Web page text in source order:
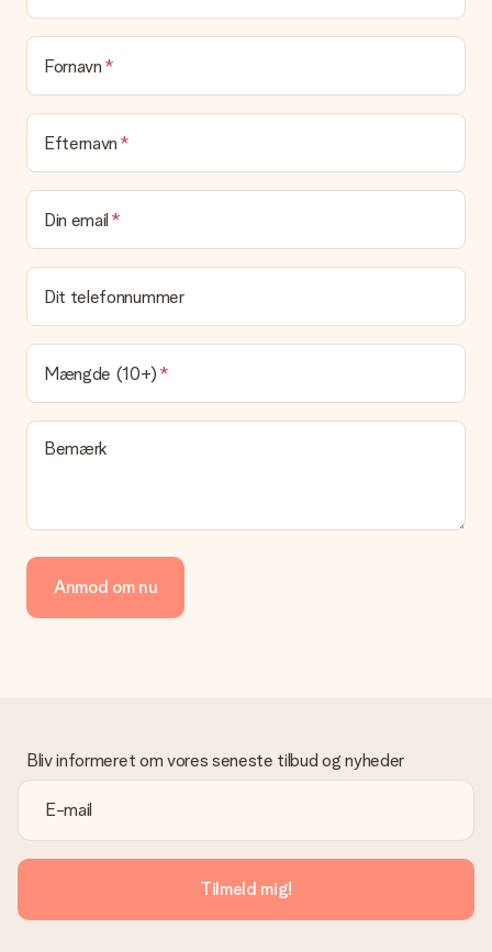
I øjeblikket har vi (endnu) ikke en gaveindpakningstjeneste til
at pakke din gave. Vi leverer vores gaver i en festlig
emballage. Det betyder, at din gave er klar til at blive givet,
Leveringstid, leveringsmuligheder og
leveringsomkostninger
Kan jeg vælge en leveringsdato?
Det er ikke muligt at vælge en bestemt leveringsdato.
Hvad er leveringstiden, og hvornår modtager jeg min
gave?
Leveringstiden findes på gavens produktside. Du kan stole på,
at vores postfirma leverer din gave på denne dag.
Hvilke leveringsmuligheder kan jeg vælge?
I øjeblikket er det ikke (endnu) muligt at vælge en
leveringsindstilling. Den gave, du vil bestille, sendes enten som
en pakke eller som postkasse levering. Vil du gerne vide
hvilken måde din ordre sendes på? Kontakt venligst vores
Vi tilbyder følgende betalingsmetoder: Dankort, Paypal,
kreditkort, faktura via Klarna eller bankoverførsel. I tilfælde af
manuel betaling overførsel, skal du tage højde for en ekstra 3
venligst vores kundeservice, de hjælper gerne med at finde en
passende løsning.
Er fakturaen sendt sammen med ordren?
Ingen faktura sendes med din ordre. Du modtager altid
fakturaen i bekræftelsesemailen, og du kan altid finde den i din
MySurprise-konto. Det betyder at du kan få gaven leveret
direkte til modtageren, hvilket gør det til en sand
overraskelse!
Fornavn
Efternavn
Din email
Dit telefonnummer
Mængde (10+)
Bemærk
Anmod om nu
Bliv informeret om vores seneste tilbud og nyheder
Tilmeld mig!